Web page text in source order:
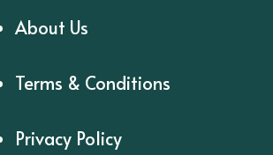
About Us
Terms & Conditions
Privacy Policy